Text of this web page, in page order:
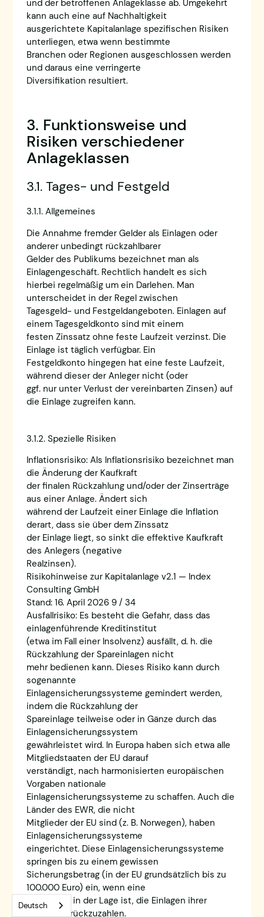
und der betroffenen Anlageklasse ab. Umgekehrt
kann auch eine auf Nachhaltigkeit
ausgerichtete Kapitalanlage spezifischen Risiken
unterliegen, etwa wenn bestimmte
Branchen oder Regionen ausgeschlossen werden
und daraus eine verringerte
Diversifikation resultiert.
3. Funktionsweise und
Risiken verschiedener
Anlageklassen
3.1. Tages- und Festgeld
3.1.1. Allgemeines
Die Annahme fremder Gelder als Einlagen oder
anderer unbedingt rückzahlbarer
Gelder des Publikums bezeichnet man als
Einlagengeschäft. Rechtlich handelt es sich
hierbei regelmäßig um ein Darlehen. Man
unterscheidet in der Regel zwischen
Tagesgeld- und Festgeldangeboten. Einlagen auf
einem Tagesgeldkonto sind mit einem
festen Zinssatz ohne feste Laufzeit verzinst. Die
Einlage ist täglich verfügbar. Ein
Festgeldkonto hingegen hat eine feste Laufzeit,
während dieser der Anleger nicht (oder
ggf. nur unter Verlust der vereinbarten Zinsen) auf
die Einlage zugreifen kann.
3.1.2. Spezielle Risiken
Inflationsrisiko: Als Inflationsrisiko bezeichnet man
die Änderung der Kaufkraft
der finalen Rückzahlung und/oder der Zinserträge
aus einer Anlage. Ändert sich
während der Laufzeit einer Einlage die Inflation
derart, dass sie über dem Zinssatz
der Einlage liegt, so sinkt die effektive Kaufkraft
des Anlegers (negative
Realzinsen).
Risikohinweise zur Kapitalanlage v2.1 — Index
Consulting GmbH
Stand: 16. April 2026 9 / 34
Ausfallrisiko: Es besteht die Gefahr, dass das
einlagenführende Kreditinstitut
(etwa im Fall einer Insolvenz) ausfällt, d. h. die
Rückzahlung der Spareinlagen nicht
mehr bedienen kann. Dieses Risiko kann durch
sogenannte
Einlagensicherungssysteme gemindert werden,
indem die Rückzahlung der
Spareinlage teilweise oder in Gänze durch das
Einlagensicherungssystem
gewährleistet wird. In Europa haben sich etwa alle
Mitgliedstaaten der EU darauf
verständigt, nach harmonisierten europäischen
Vorgaben nationale
Einlagensicherungssysteme zu schaffen. Auch die
Länder des EWR, die nicht
Mitglieder der EU sind (z. B. Norwegen), haben
Einlagensicherungssysteme
eingerichtet. Diese Einlagensicherungssysteme
springen bis zu einem gewissen
Sicherungsbetrag (in der EU grundsätzlich bis zu
100.000 Euro) ein, wenn eine
Bank nicht in der Lage ist, die Einlagen ihrer
Kunden zurückzuzahlen.
Deutsch